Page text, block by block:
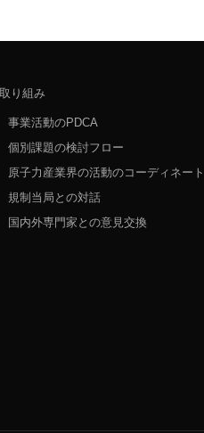
取り組み
事業活動のPDCA
個別課題の検討フロー
原子力産業界の活動のコーディネート
規制当局との対話
国内外専門家との意見交換